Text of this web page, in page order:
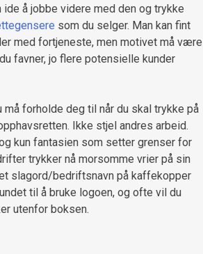
å jobbe videre med den og trykke
som du selger. Man kan fint
med fortjeneste, men motivet må være
favner, jo flere potensielle kunder
må forholde deg til når du skal trykke på
Ikke stjel andres arbeid.
kun fantasien som setter grenser for
trykker nå morsomme vrier på sin
slagord/bedriftsnavn på kaffekopper
til å bruke logoen, og ofte vil du
utenfor boksen.